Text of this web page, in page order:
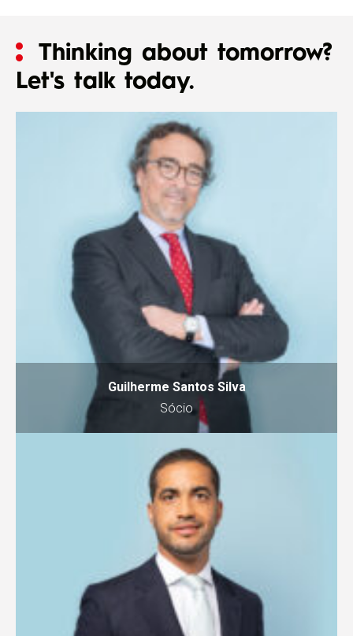
Thinking about tomorrow?
Let's talk today.
Guilherme Santos Silva
Sócio